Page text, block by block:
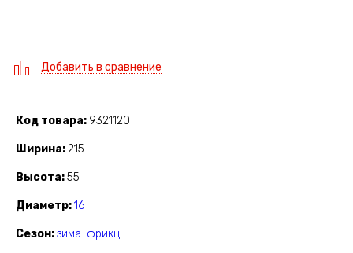
Добавить в сравнение
Код товара 9321120
Ширина 215
Высота 55
Диаметр 16
Сезон зима: фрикц.